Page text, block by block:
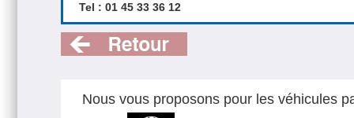
Tel : 01 45 33 36 12
Nous vous proposons pour les véhicules